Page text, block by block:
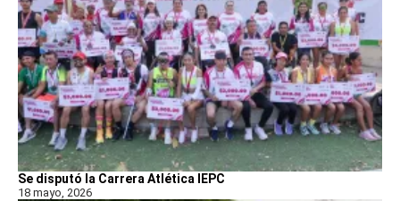
Se disputó la Carrera Atlética IEPC
18 mayo, 2026